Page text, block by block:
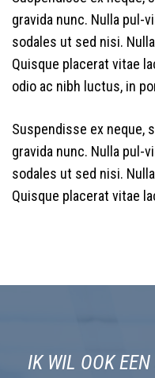
gravida nunc. Nulla pul-
sodales ut sed nisi.
Quisque placerat vitae
odio ac nibh luctus, in
Suspendisse ex neque,
gravida nunc. Nulla pul-
sodales ut sed nisi.
Quisque placerat vitae
IK WIL OOK